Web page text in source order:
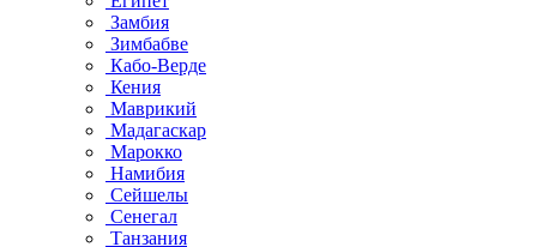
Замбия
Зимбабве
Кабо-Верде
Кения
Маврикий
Мадагаскар
Марокко
Намибия
Сейшелы
Сенегал
Танзания